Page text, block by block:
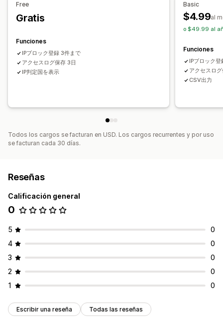
Free
Gratis
Funciones
IPブロック登録 3件まで
アクセスログ保存 3日
IP判定国を表示
Basic
$4.99al
o $49.99 al
Funciones
IPブロック
アクセスロ
CSV出力
Todos los cargos se facturan en USD. Los cargos recurrentes y por uso
se facturan cada 30 días.
Reseñas
Calificación general
0
5
0
4
0
3
0
2
0
1
0
Escribir una reseña Todas las reseñas